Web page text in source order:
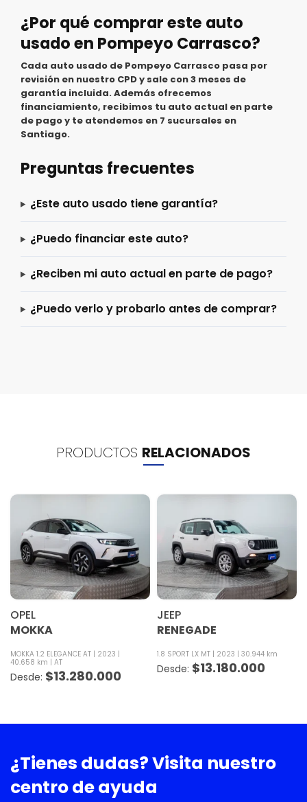
¿Por qué comprar este auto
usado en Pompeyo Carrasco?
Cada auto usado de Pompeyo Carrasco pasa por
revisión en nuestro CPD y sale con 3 meses de
garantía incluida. Además ofrecemos
financiamiento, recibimos tu auto actual en parte
de pago y te atendemos en 7 sucursales en
Santiago.
Preguntas frecuentes
¿Este auto usado tiene garantía?
¿Puedo financiar este auto?
¿Reciben mi auto actual en parte de pago?
¿Puedo verlo y probarlo antes de comprar?
PRODUCTOS RELACIONADOS
OPEL
MOKKA
MOKKA 1.2 ELEGANCE AT
2023
40.658 km
AT
$13.280.000
JEEP
RENEGADE
1.8 SPORT LX MT 2023 30.944 km
$13.180.000
¿Tienes dudas?Visita nuestro
centro de ayuda